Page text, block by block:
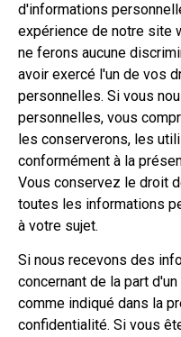
d'informations
expérience de notre site
ne ferons aucune
avoir exercé l'un de vos
personnelles. Si vous
personnelles, vous
les conserverons, les
conformément à la
Vous conservez le droit
toutes les informations
à votre sujet.
Si nous recevons des
concernant de la part
comme indiqué dans la
confidentialité. Si vous